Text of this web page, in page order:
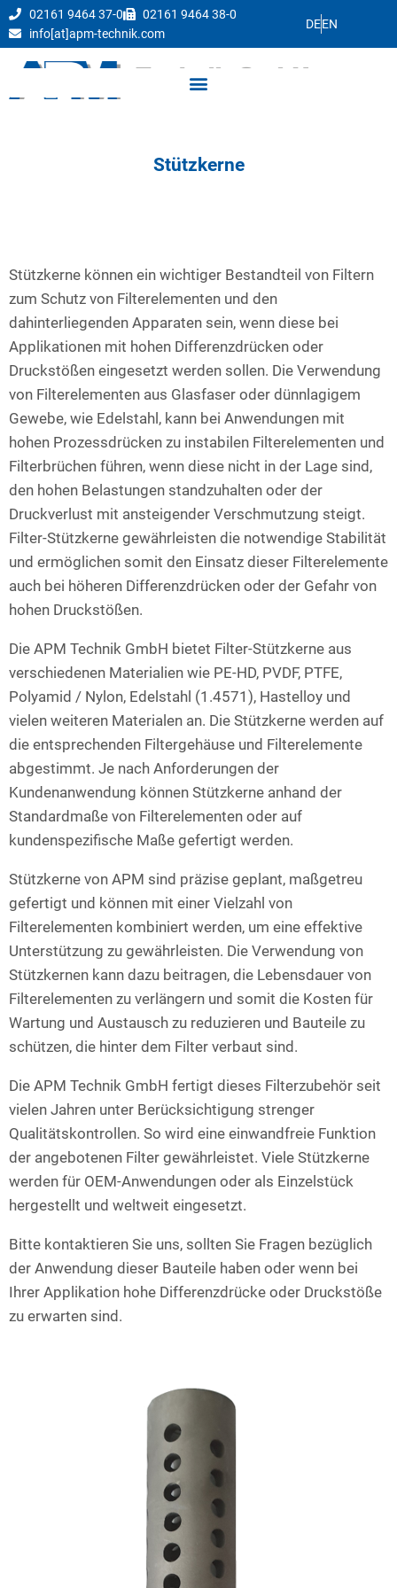
02161 9464 37-0
02161 9464 38-0
info[at]apm-technik.com
DEEN
Stützkerne
Stützkerne können ein wichtiger Bestandteil von Filtern
zum Schutz von Filterelementen und den
dahinterliegenden Apparaten sein, wenn diese bei
Applikationen mit hohen Differenzdrücken oder
Druckstößen eingesetzt werden sollen. Die Verwendung
von Filterelementen aus Glasfaser oder dünnlagigem
Gewebe, wie Edelstahl, kann bei Anwendungen mit
hohen Prozessdrücken zu instabilen Filterelementen und
Filterbrüchen führen, wenn diese nicht in der Lage sind,
den hohen Belastungen standzuhalten oder der
Druckverlust mit ansteigender Verschmutzung steigt.
Filter-Stützkerne gewährleisten die notwendige Stabilität
und ermöglichen somit den Einsatz dieser Filterelemente
auch bei höheren Differenzdrücken oder der Gefahr von
hohen Druckstößen.
Die APM Technik GmbH bietet Filter-Stützkerne aus
verschiedenen Materialien wie PE-HD, PVDF, PTFE,
Polyamid / Nylon, Edelstahl (1.4571), Hastelloy und
vielen weiteren Materialen an. Die Stützkerne werden auf
die entsprechenden Filtergehäuse und Filterelemente
abgestimmt. Je nach Anforderungen der
Kundenanwendung können Stützkerne anhand der
Standardmaße von Filterelementen oder auf
kundenspezifische Maße gefertigt werden.
Stützkerne von APM sind präzise geplant, maßgetreu
gefertigt und können mit einer Vielzahl von
Filterelementen kombiniert werden, um eine effektive
Unterstützung zu gewährleisten. Die Verwendung von
Stützkernen kann dazu beitragen, die Lebensdauer von
Filterelementen zu verlängern und somit die Kosten für
Wartung und Austausch zu reduzieren und Bauteile zu
schützen, die hinter dem Filter verbaut sind.
Die APM Technik GmbH fertigt dieses Filterzubehör seit
vielen Jahren unter Berücksichtigung strenger
Qualitätskontrollen. So wird eine einwandfreie Funktion
der angebotenen Filter gewährleistet. Viele Stützkerne
werden für OEM-Anwendungen oder als Einzelstück
hergestellt und weltweit eingesetzt.
Bitte kontaktieren Sie uns, sollten Sie Fragen bezüglich
der Anwendung dieser Bauteile haben oder wenn bei
Ihrer Applikation hohe Differenzdrücke oder Druckstöße
zu erwarten sind.